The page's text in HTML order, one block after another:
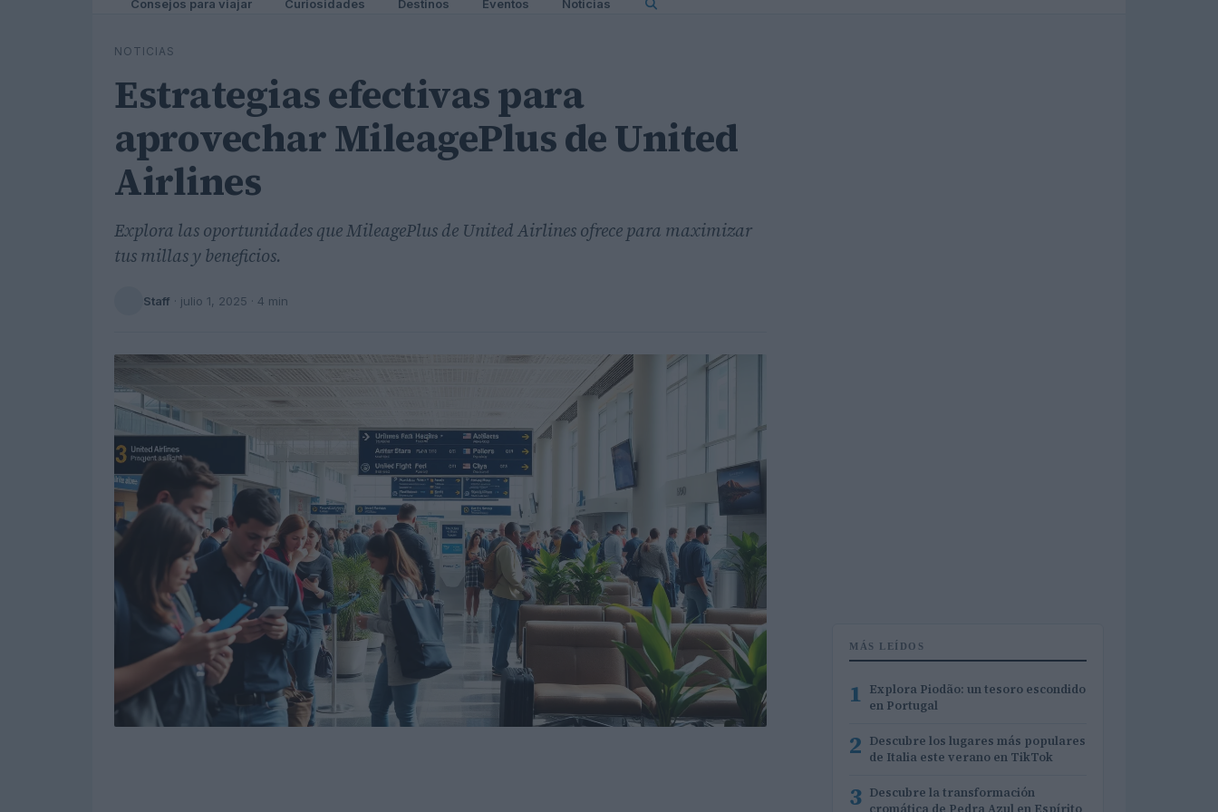
Consejos para viajar Curiosidades Destinos Eventos Noticias
NOTICIAS
Estrategias efectivas para
aprovechar MileagePlus de United
Airlines
Explora las oportunidades que MileagePlus de United Airlines ofrece para maximizar
tus millas y beneficios.
Staff · julio 1, 2025 · 4 min
MÁS LEÍDOS
1 Explora Piodão: un tesoro escondido
en Portugal
2 Descubre los lugares más populares
de Italia este verano en TikTok
3 Descubre la transformación
cromática de Pedra Azul en Espírito